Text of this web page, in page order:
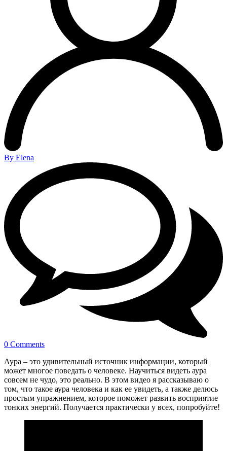
By Elena
0 Comments
Аура – это удивительный источник информации, который
может многое поведать о человеке. Научиться видеть аура
совсем не чудо, это реально. В этом видео я рассказываю о
том, что такое аура человека и как ее увидеть, а также делюсь
простым упражнением, которое поможет развить восприятие
тонких энергий. Получается практически у всех, попробуйте!